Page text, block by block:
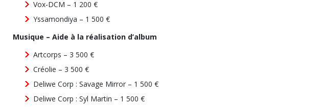
Vox-DCM – 1 200 €
Yssamondiya – 1 500 €
Musique – Aide à la réalisation d’album
Artcorps – 3 500 €
Créolie – 3 500 €
Deliwe Corp : Savage Mirror – 1 500 €
Deliwe Corp : Syl Martin – 1 500 €